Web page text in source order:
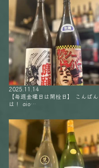
2025.11.14
【毎週金曜日は開栓日】 こんばん
は！ aio…